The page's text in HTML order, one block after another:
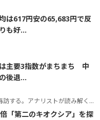
は617円安の65,683円で反
も好...
は主要3指数がまちまち 中
後退...
。アナリストが読み解くテーマの本質
倍「第二のキオクシア」を探